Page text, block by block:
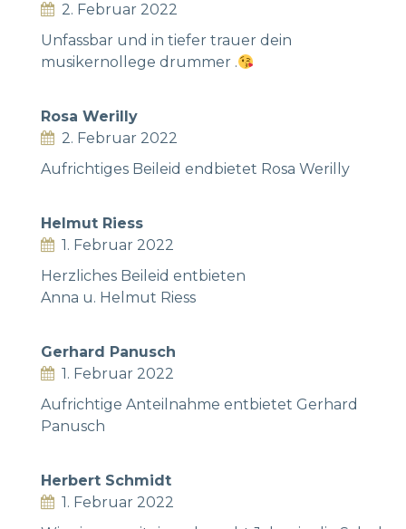
2. Februar 2022
Unfassbar und in tiefer trauer dein
musikernollege drummer .
Rosa Werilly
2. Februar 2022
Aufrichtiges Beileid endbietet Rosa Werilly
Helmut Riess
1. Februar 2022
Herzliches Beileid entbieten
Anna u. Helmut Riess
Gerhard Panusch
1. Februar 2022
Aufrichtige Anteilnahme entbietet Gerhard
Panusch
Herbert Schmidt
1. Februar 2022